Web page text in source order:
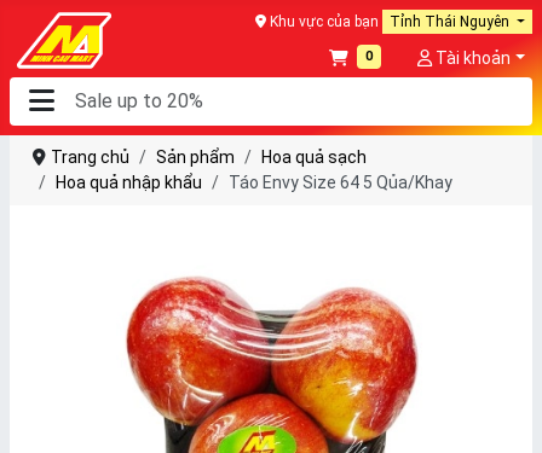
Khu vực của bạn Tỉnh Thái Nguyên
0 Tài khoản
Trang chủ Sản phẩm
Hoa quả sạch
Hoa quả nhập khẩu
Táo Envy Size 64 5 Qủa/Khay